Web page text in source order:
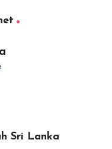
Sri Lanka